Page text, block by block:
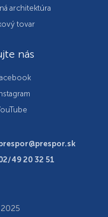
architektúra
tovar
nás
49 20 32 51